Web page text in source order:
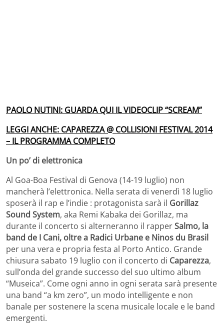
PAOLO NUTINI: GUARDA QUI IL VIDEOCLIP “SCREAM”
LEGGI ANCHE: CAPAREZZA @ COLLISIONI FESTIVAL 2014
– IL PROGRAMMA COMPLETO
Un po’ di elettronica
Al Goa-Boa Festival di Genova (14-19 luglio) non
mancherà l’elettronica. Nella serata di venerdì 18 luglio
sposerà il rap e l’indie : protagonista sarà il Gorillaz
Sound System, aka Remi Kabaka dei Gorillaz, ma
durante il concerto si alterneranno il rapperSalmo, la
band de I Cani, oltre a Radici Urbane e Ninos du Brasil
per una vera e propria festa al Porto Antico. Grande
chiusura sabato 19 luglio con il concerto di Caparezza,
sull’onda del grande successo del suo ultimo album
“Museica”. Come ogni anno in ogni serata sarà presente
una band “a km zero”, un modo intelligente e non
banale per sostenere la scena musicale locale e le band
emergenti.